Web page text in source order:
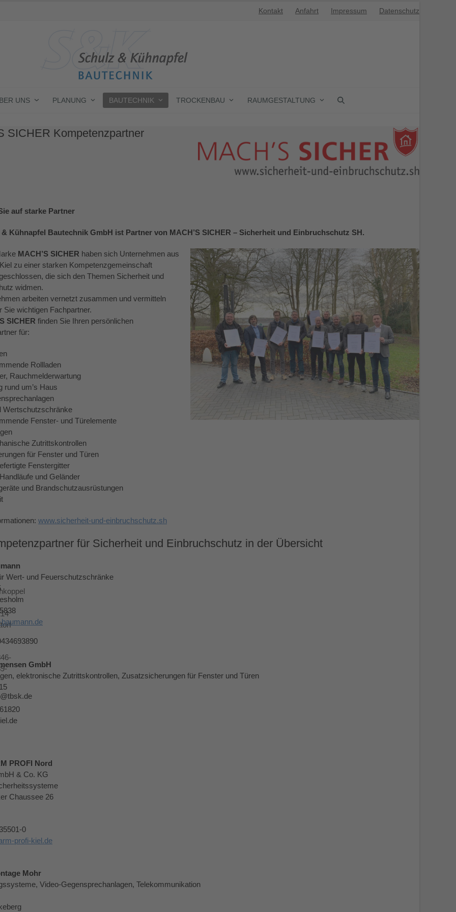
Kontakt Anfahrt Impressum Datenschutz
UNS PLANUNG BAUTECHNIK TROCKENBAU RAUMGESTALTUNG
SICHER Kompetenzpartner
auf starke Partner
Kühnapfel Bautechnik GmbH ist Partner von MACH’S SICHER – Sicherheit und Einbruchschutz SH.
MACH’S SICHER haben sich Unternehmen aus
zu einer starken Kompetenzgemeinschaft
die sich den Themen Sicherheit und
widmen.
arbeiten vernetzt zusammen und vermitteln
Sie wichtigen Fachpartner.
SICHER finden Sie Ihren persönlichen
für:
Rollladen
Rauchmelderwartung
rund um’s Haus
Wertschutzschränke
Fenster- und Türelemente
Zutrittskontrollen
für Fenster und Türen
Fenstergitter
und Geländer
und Brandschutzausrüstungen
www.sicherheit-und-einbruchschutz.sh
für Sicherheit und Einbruchschutz in der Übersicht
Wert- und Feuerschutzschränke
GmbH
elektronische Zutrittskontrollen, Zusatzsicherungen für Fenster und Türen
PROFI Nord
& Co. KG
Chaussee 26
0
profi-kiel.de
Mohr
Video-Gegensprechanlagen, Telekommunikation